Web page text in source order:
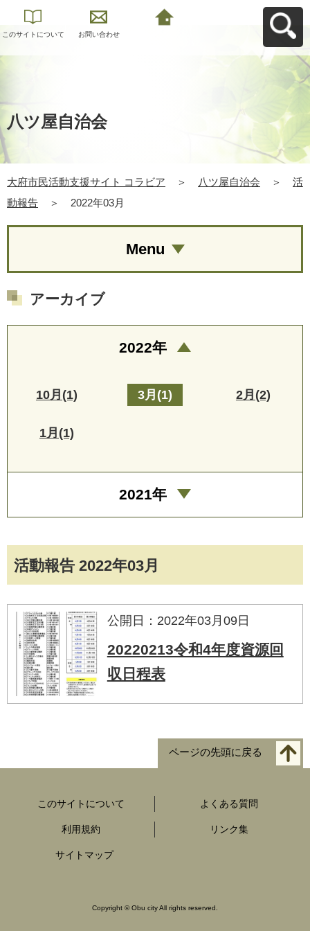
このサイトについて お問い合わせ
八ツ屋自治会
大府市民活動支援サイト コラビア ＞ 八ツ屋自治会 ＞
活
動報告
＞ 2022年03月
活動報告 2022年03月
公開日：2022年03月09日
20220213令和4年度資源回
収日程表
Menu
アーカイブ
2022年
10月(1) 3月(1) 2月(2)
1月(1)
2021年
ページの先頭に戻る
このサイトについて よくある質問
利用規約 リンク集
サイトマップ
Copyright ©Obu city All rights reserved.